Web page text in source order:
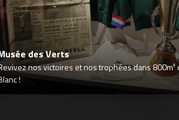
des Verts
nos victoires et nos trophées dans 800m²
!